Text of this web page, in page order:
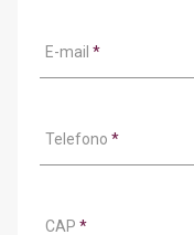
E-mail *
Telefono *
CAP *